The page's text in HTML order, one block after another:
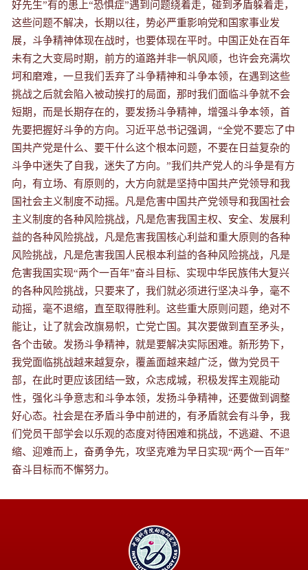
好先生”有的患上“恐惧症”遇到问题绕着走，碰到矛盾躲着走，
这些问题不解决，长期以往，势必严重影响党和国家事业发
展，斗争精神体现在战时，也要体现在平时。中国正处在百年
未有之大变局时期，前方的道路并非一帆风顺，也许会充满坎
坷和磨难，一旦我们丢弃了斗争精神和斗争本领，在遇到这些
挑战之后就会陷入被动挨打的局面，那时我们面临斗争就不会
短期，而是长期存在的，要发扬斗争精神，增强斗争本领，首
先要把握好斗争的方向。习近平总书记强调，“全党不要忘了中
国共产党是什么、要干什么这个根本问题，不要在日益复杂的
斗争中迷失了自我，迷失了方向。”我们共产党人的斗争是有方
向，有立场、有原则的，大方向就是坚持中国共产党领导和我
国社会主义制度不动摇。凡是危害中国共产党领导和我国社会
主义制度的各种风险挑战，凡是危害我国主权、安全、发展利
益的各种风险挑战，凡是危害我国核心利益和重大原则的各种
风险挑战，凡是危害我国人民根本利益的各种风险挑战，凡是
危害我国实现“两个一百年”奋斗目标、实现中华民族伟大复兴
的各种风险挑战，只要来了，我们就必须进行坚决斗争，毫不
动摇，毫不退缩，直至取得胜利。这些重大原则问题，绝对不
能让，让了就会改旗易帜，亡党亡国。其次要做到直至矛头，
各个击破。发扬斗争精神，就是要解决实际困难。新形势下，
我党面临挑战越来越复杂，覆盖面越来越广泛，做为党员干
部，在此时更应该团结一致，众志成城，积极发挥主观能动
性，强化斗争意志和斗争本领，发扬斗争精神，还要做到调整
好心态。社会是在矛盾斗争中前进的，有矛盾就会有斗争，我
们党员干部学会以乐观的态度对待困难和挑战，不逃避、不退
缩、迎难而上，奋勇争先，攻坚克难为早日实现“两个一百年”
奋斗目标而不懈努力。